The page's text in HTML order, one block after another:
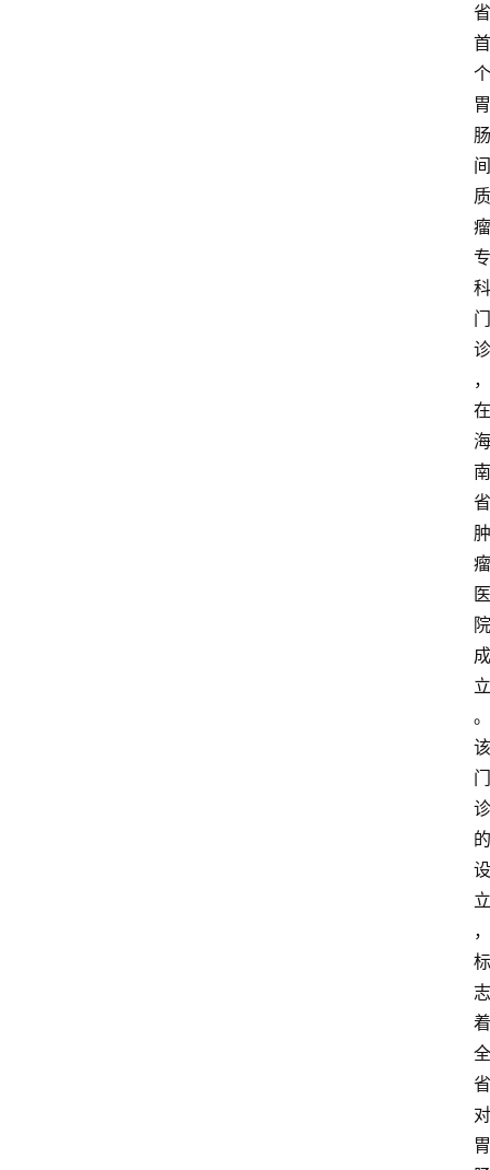
省
首
个
胃
肠
间
质
瘤
专
科
门
诊
，
在
海
南
省
肿
瘤
医
院
成
立
。
该
门
诊
的
设
立
，
标
志
着
全
省
对
胃